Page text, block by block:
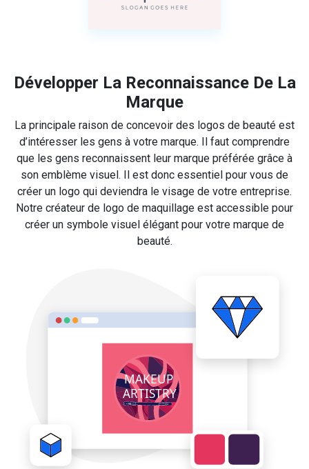
Développer La Reconnaissance De La
Marque
La principale raison de concevoir des logos de beauté est
d’intéresser les gens à votre marque. Il faut comprendre
que les gens reconnaissent leur marque préférée grâce à
son emblème visuel. Il est donc essentiel pour vous de
créer un logo qui deviendra le visage de votre entreprise.
Notre créateur de logo de maquillage est accessible pour
créer un symbole visuel élégant pour votre marque de
beauté.